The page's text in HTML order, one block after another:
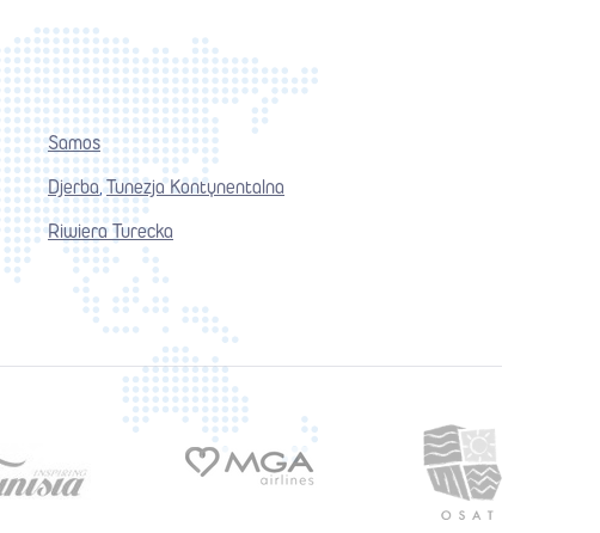
Samos
Djerba ,Tunezja Kontynentalna
Riwiera Turecka